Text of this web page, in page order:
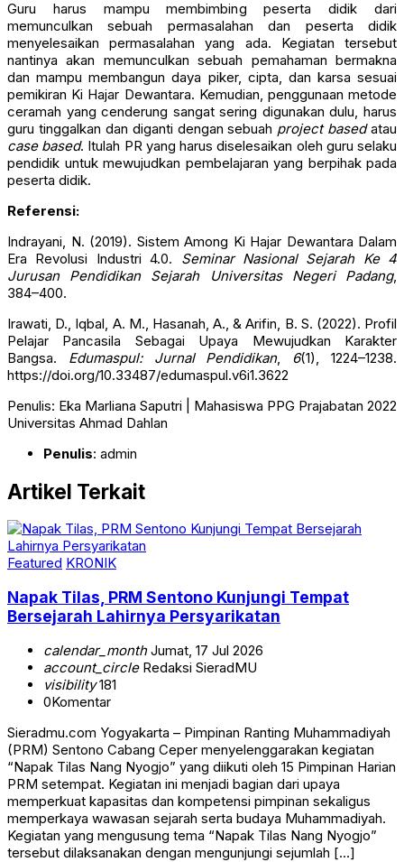
Guru harus mampu membimbing peserta didik dari
memunculkan sebuah permasalahan dan peserta didik
menyelesaikan permasalahan yang ada. Kegiatan tersebut
nantinya akan memunculkan sebuah pemahaman bermakna
dan mampu membangun daya piker, cipta, dan karsa sesuai
pemikiran Ki Hajar Dewantara. Kemudian, penggunaan metode
ceramah yang cenderung sangat sering digunakan dulu, harus
guru tinggalkan dan diganti dengan sebuah project basedatau
case based. Itulah PR yang harus diselesaikan oleh guru selaku
pendidik untuk mewujudkan pembelajaran yang berpihak pada
peserta didik.
Referensi:
Indrayani, N. (2019). Sistem Among Ki Hajar Dewantara Dalam
Era Revolusi Industri 4.0. Seminar Nasional Sejarah Ke 4
Jurusan Pendidikan Sejarah Universitas Negeri Padang,
384–400.
Irawati, D., Iqbal, A. M., Hasanah, A., & Arifin, B. S. (2022). Profil
Pelajar Pancasila Sebagai Upaya Mewujudkan Karakter
Bangsa. Edumaspul: Jurnal Pendidikan, 6(1), 1224–1238.
https://doi.org/10.33487/edumaspul.v6i1.3622
Penulis: Eka Marliana Saputri | Mahasiswa PPG Prajabatan 2022
Universitas Ahmad Dahlan
Penulis: admin
Artikel Terkait
Featured KRONIK
Napak Tilas, PRM Sentono Kunjungi Tempat
Bersejarah Lahirnya Persyarikatan
calendar_monthJumat, 17 Jul 2026
account_circleRedaksi SieradMU
visibility181
0Komentar
Sieradmu.com Yogyakarta – Pimpinan Ranting Muhammadiyah
(PRM) Sentono Cabang Ceper menyelenggarakan kegiatan
“Napak Tilas Nang Nyogjo” yang diikuti oleh 15 Pimpinan Harian
PRM setempat. Kegiatan ini menjadi bagian dari upaya
memperkuat kapasitas dan kompetensi pimpinan sekaligus
memperkaya wawasan sejarah serta budaya Muhammadiyah.
Kegiatan yang mengusung tema “Napak Tilas Nang Nyogjo”
tersebut dilaksanakan dengan mengunjungi sejumlah […]